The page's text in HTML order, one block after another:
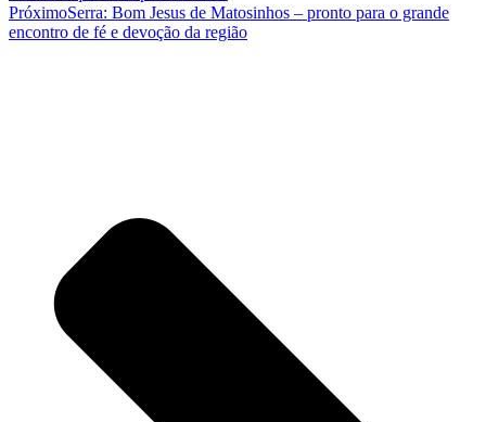
PróximoSerra: Bom Jesus de Matosinhos – pronto para o grande
encontro de fé e devoção da região